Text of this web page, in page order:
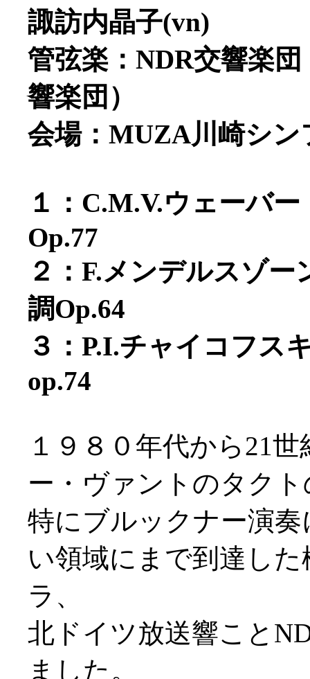
諏訪内晶子(vn)
管弦楽：NDR交響楽
響楽団）
会場：MUZA川崎シン
１：C.M.V.ウェーバ
Op.77
２：F.メンデルスゾ
調Op.64
３：P.I.チャイコフス
op.74
１９８０年代から21
ー・ヴァントのタク
特にブルックナー演
い領域にまで到達し
ラ、
北ドイツ放送響こと
ました。